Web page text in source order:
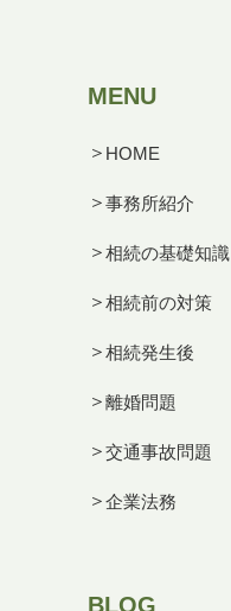
MENU
HOME
事務所紹介
相続の基礎知識
相続前の対策
相続発生後
離婚問題
交通事故問題
企業法務
BLOG